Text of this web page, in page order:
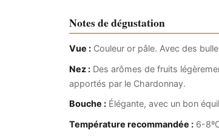
Notes de dégustation
Vue : Couleur or pâle. Avec des
Nez : Des arômes de fruits
apportés par le Chardonnay.
Bouche : Élégante, avec un bon
Température recommandée : 6-